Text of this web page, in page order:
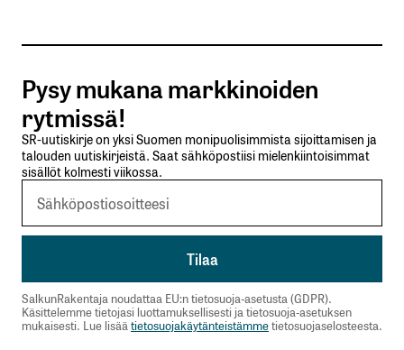
Tilaa SalkunRakentajan uutiskirje
Lähetä kommentti
Pysy mukana markkinoiden
rytmissä!
SR-uutiskirje on yksi Suomen monipuolisimmista sijoittamisen ja
talouden uutiskirjeistä. Saat sähköpostiisi mielenkiintoisimmat
sisällöt kolmesti viikossa.
SalkunRakentaja noudattaa EU:n tietosuoja-asetusta (GDPR).
Käsittelemme tietojasi luottamuksellisesti ja tietosuoja-asetuksen
mukaisesti. Lue lisää tietosuojakäytänteistämmetietosuojaselosteesta.